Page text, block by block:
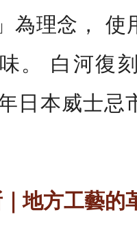
為理念，
。 白河復
日本威士忌
地方工藝的